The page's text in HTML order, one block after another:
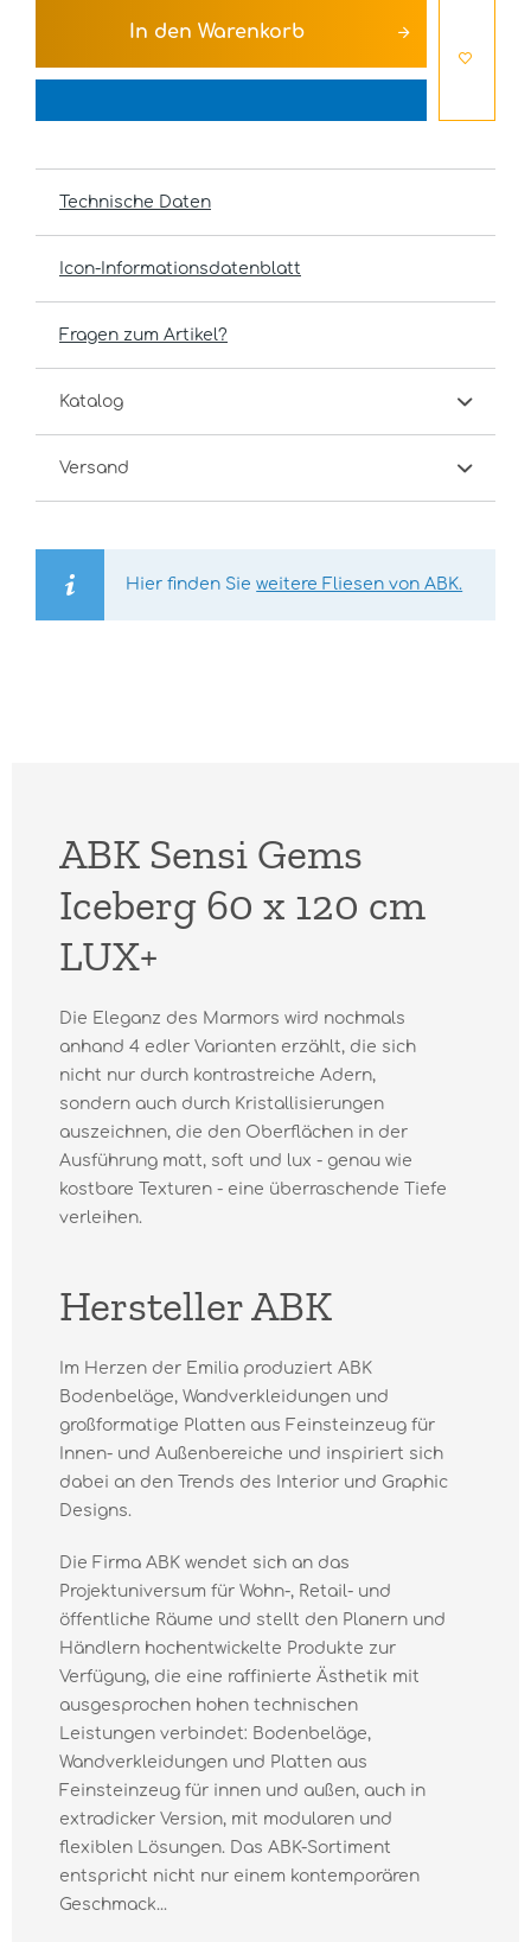
In den Warenkorb
Technische Daten
Icon-Informationsdatenblatt
Fragen zum Artikel?
Katalog
Versand
Hier finden Sieweitere Fliesen von ABK.
ABK Sensi Gems
Iceberg 60 x 120 cm
LUX+
Die Eleganz des Marmors wird nochmals
anhand 4 edler Varianten erzählt, die sich
nicht nur durch kontrastreiche Adern,
sondern auch durch Kristallisierungen
auszeichnen, die den Oberflächen in der
Ausführung matt, soft und lux - genau wie
kostbare Texturen - eine überraschende Tiefe
verleihen.
Hersteller ABK
Im Herzen der Emilia produziert ABK
Bodenbeläge, Wandverkleidungen und
großformatige Platten aus Feinsteinzeug für
Innen- und Außenbereiche und inspiriert sich
dabei an den Trends des Interior und Graphic
Designs.
Die Firma ABK wendet sich an das
Projektuniversum für Wohn-, Retail- und
öffentliche Räume und stellt den Planern und
Händlern hochentwickelte Produkte zur
Verfügung, die eine raffinierte Ästhetik mit
ausgesprochen hohen technischen
Leistungen verbindet: Bodenbeläge,
Wandverkleidungen und Platten aus
Feinsteinzeug für innen und außen, auch in
extradicker Version, mit modularen und
flexiblen Lösungen. Das ABK-Sortiment
entspricht nicht nur einem kontemporären
Geschmack...